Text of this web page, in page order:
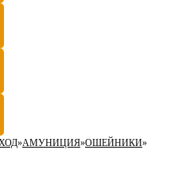
»АМУНИЦИЯ»ОШЕЙНИКИ»